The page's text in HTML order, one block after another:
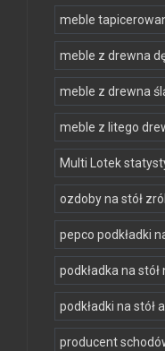
meble
meble z drewna
meble z drewna
meble z litego
Multi Lotek
ozdoby na stół
pepco podkładki
podkładka na stół
podkładki na stół
producent